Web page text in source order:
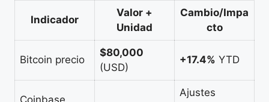
Indicador
Valor +
Unidad
Cambio/Impa
cto
Bitcoin precio
$80,000
(USD)
+17.4% YTD
Ajustes